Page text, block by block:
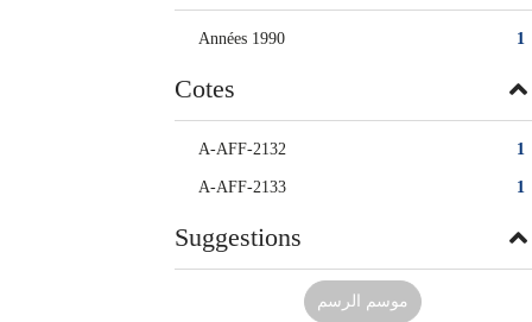
1
Années 1990
Cotes
1
A-AFF-2132
1
A-AFF-2133
Suggestions
موسم الرسم